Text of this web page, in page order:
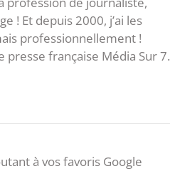
! Et depuis 2000, j’ai les
professionnellement !
française Média Sur 7.
à vos favoris Google